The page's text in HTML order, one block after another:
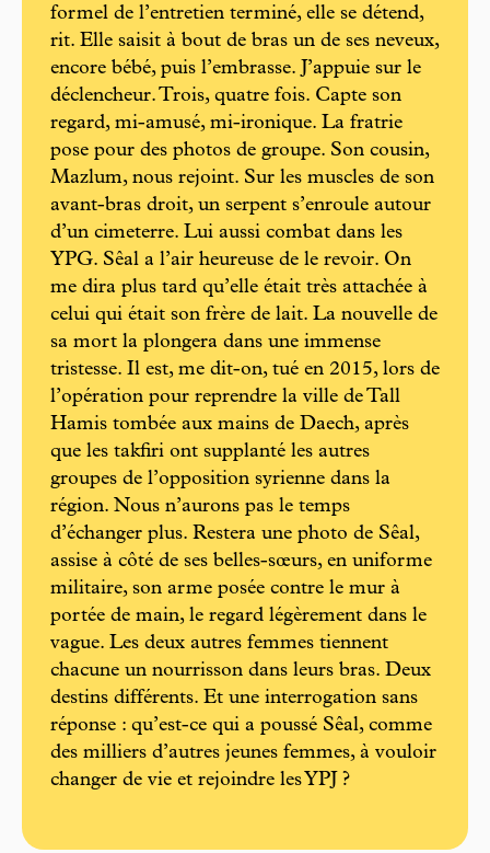
formel de l’entretien terminé, elle se détend,
rit. Elle saisit à bout de bras un de ses neveux,
encore bébé, puis l’embrasse. J’appuie sur le
déclencheur. Trois, quatre fois. Capte son
regard, mi-amusé, mi-ironique. La fratrie
pose pour des photos de groupe. Son cousin,
Mazlum, nous rejoint. Sur les muscles de son
avant-bras droit, un serpent s’enroule autour
d’un cimeterre. Lui aussi combat dans les
YPG. Sêal a l’air heureuse de le revoir. On
me dira plus tard qu’elle était très attachée à
celui qui était son frère de lait. La nouvelle de
sa mort la plongera dans une immense
tristesse. Il est, me dit-on, tué en 2015, lors de
l’opération pour reprendre la ville de Tall
Hamis tombée aux mains de Daech, après
que les takfiri ont supplanté les autres
groupes de l’opposition syrienne dans la
région. Nous n’aurons pas le temps
d’échanger plus. Restera une photo de Sêal,
assise à côté de ses belles-sœurs, en uniforme
militaire, son arme posée contre le mur à
portée de main, le regard légèrement dans le
vague. Les deux autres femmes tiennent
chacune un nourrisson dans leurs bras. Deux
destins différents. Et une interrogation sans
réponse : qu’est-ce qui a poussé Sêal, comme
des milliers d’autres jeunes femmes, à vouloir
changer de vie et rejoindre les YPJ ?